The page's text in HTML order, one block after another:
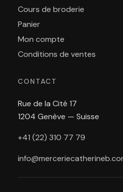
Cours de broderie
Panier
Mon compte
Conditions de ventes
CONTACT
Rue de la Cité 17
1204 Genève — Suisse
+41 (22) 310 77 79